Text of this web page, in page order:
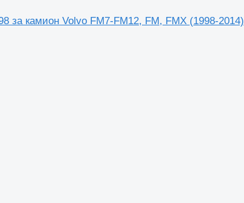
за камион Volvo FM7-FM12, FM, FMX (1998-2014)